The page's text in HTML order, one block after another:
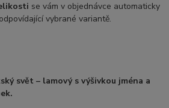
se vám v objednávce automaticky
odpovídající vybrané variantě.
svět – lamový s výšivkou jména a